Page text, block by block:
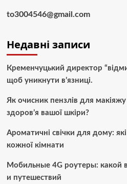
to3004546@gmail.com
Недавні записи
Кременчуцький директор
щоб уникнути в’язниці.
Як очисник пензлів для
здоров’я вашої шкіри?
Ароматичні свічки для дому:
кожної кімнати
Мобильные 4G роутеры: какой
и путешествий